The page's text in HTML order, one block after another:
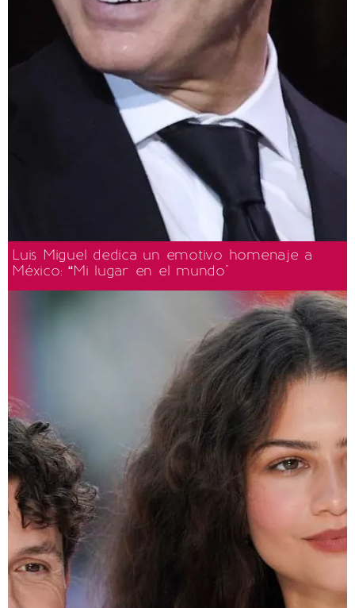
Luis Miguel dedica un emotivo homenaje a
México: “Mi lugar en el mundo"